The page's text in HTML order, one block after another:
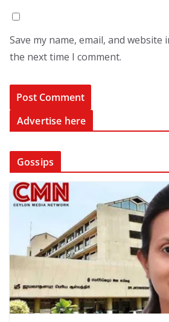
Save my name, email, and
the next time I comment.
Advertise here
Gossips